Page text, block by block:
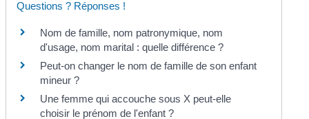
Questions ? Réponses !
Nom de famille, nom patronymique, nom
d'usage, nom marital : quelle différence ?
Peut-on changer le nom de famille de son enfant
mineur ?
Une femme qui accouche sous X peut-elle
choisir le prénom de l'enfant ?